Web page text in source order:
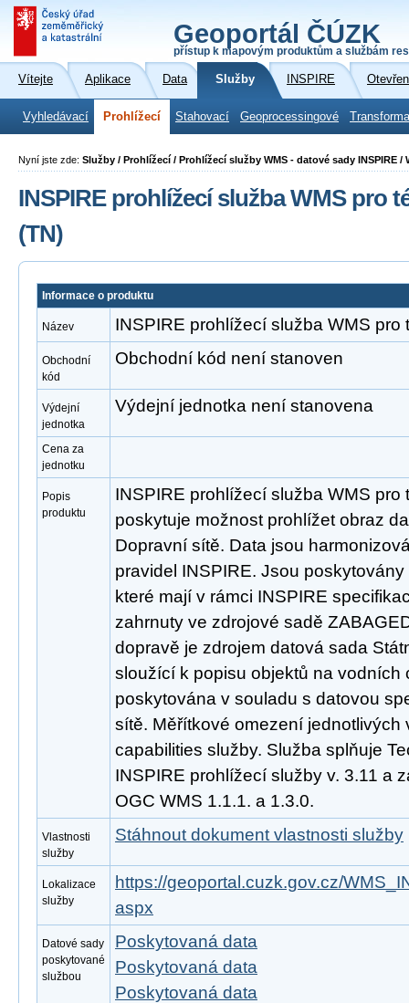
Geoportál ČÚZK
přístup k mapovým produktům a službám
Vítejte Aplikace Data Služby INSPIRE
Vyhledávací Prohlížecí Stahovací Geoprocessingové
Nyní jste zde: Služby / Prohlížecí / Prohlížecí služby WMS - datové sady INSPIRE /
INSPIRE prohlížecí služba WMS pro
(TN)
Informace o produktu
Název INSPIRE prohlížecí služba WMS pro
Obchodní
kód
Obchodní kód není stanoven
Výdejní
jednotka
Výdejní jednotka není stanovena
Cena za
jednotku
Popis
produktu
INSPIRE prohlížecí služba WMS pro
poskytuje možnost prohlížet obraz
Dopravní sítě. Data jsou
pravidel INSPIRE. Jsou
které mají v rámci INSPIRE
zahrnuty ve zdrojové sadě
dopravě je zdrojem datová sada
sloužící k popisu objektů na vodních
poskytována v souladu s datovou
sítě. Měřítkové omezení jednotlivých
capabilities služby. Služba splňuje
INSPIRE prohlížecí služby v. 3.11 a
OGC WMS 1.1.1. a 1.3.0.
Vlastnosti
služby
Stáhnout dokument vlastnosti služby
Lokalizace
služby
https://geoportal.cuzk.gov.cz/
aspx
Datové sady
poskytované
službou
Poskytovaná data
Poskytovaná data
Poskytovaná data